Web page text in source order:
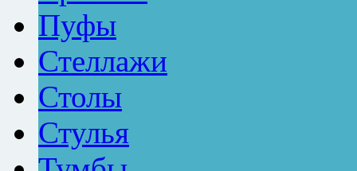
Пуфы
Стеллажи
Столы
Стулья